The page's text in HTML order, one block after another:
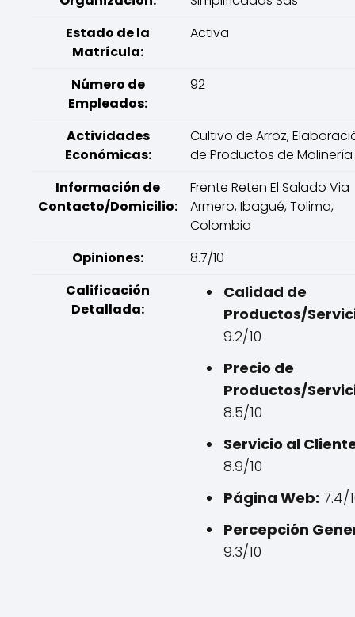
Estado de la
Matrícula:
Activa
Número de
Empleados:
92
Actividades
Económicas:
Cultivo de Arroz,
de Productos de Molinería
Información de
Contacto/Domicilio:
Frente Reten El Salado Via
Armero, Ibagué, Tolima,
Colombia
Opiniones:
8.7/10
Calificación
Detallada:
Calidad de
Productos/
9.2/10
Precio de
Productos/
8.5/10
Servicio al
8.9/10
Página Web: 7.4/
Percepción
9.3/10